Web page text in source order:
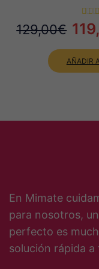
129,00€ El
AÑADIR
En Mimate
para nosotros,
perfecto es
solución rápida a